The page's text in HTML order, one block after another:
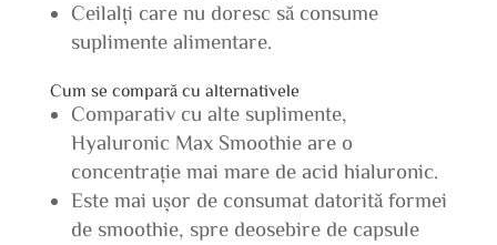
Ceilalți care nu doresc să consume
suplimente alimentare.
Cum se compară cu alternativele
Comparativ cu alte suplimente,
Hyaluronic Max Smoothie are o
concentrație mai mare de acid hialuronic.
Este mai ușor de consumat datorită formei
de smoothie, spre deosebire de capsule